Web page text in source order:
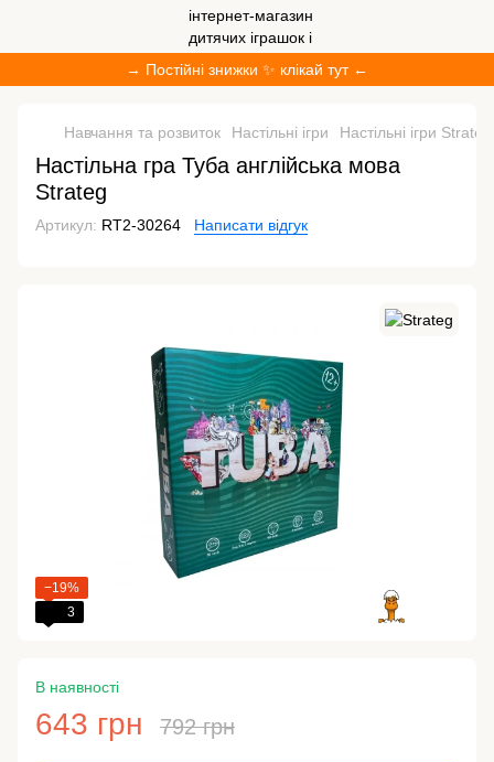
→ Постійні знижки ✨ клікай тут ←
Навчання та розвиток Настільні ігри Настільні ігри Strateg
Настільна гра Туба англійська мова
Strateg
Артикул: RT2-30264 Написати відгук
−19%
3
В наявності
643 грн 792 грн